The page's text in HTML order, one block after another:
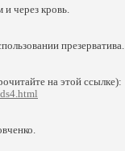
через кровь.
презерватива.
на этой ссылке):